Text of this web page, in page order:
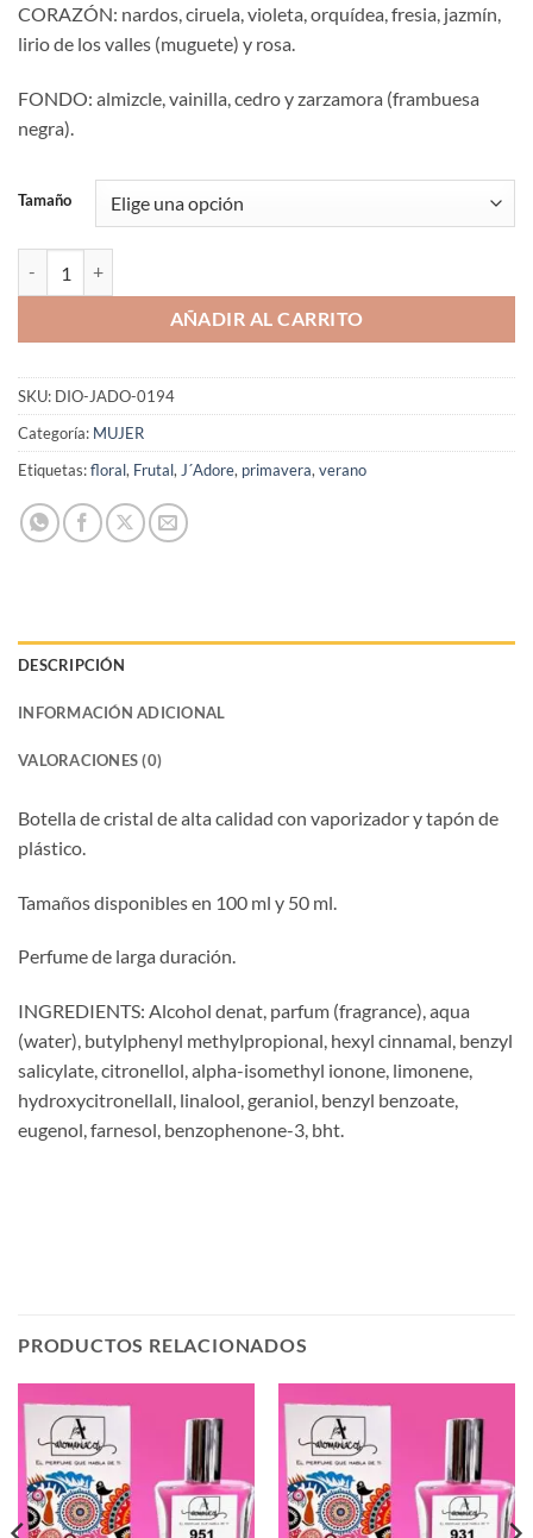
CORAZÓN: nardos, ciruela, violeta, orquídea, fresia, jazmín,
lirio de los valles (muguete) y rosa.
FONDO: almizcle, vainilla, cedro y zarzamora (frambuesa
negra).
Tamaño
AÑADIR AL CARRITO
SKU: DIO-JADO-0194
Categoría: MUJER
Etiquetas:floral, Frutal, J´Adore, primavera, verano
DESCRIPCIÓN
INFORMACIÓN ADICIONAL
VALORACIONES (0)
Botella de cristal de alta calidad con vaporizador y tapón de
plástico.
Tamaños disponibles en 100 ml y 50 ml.
Perfume de larga duración.
INGREDIENTS: Alcohol denat, parfum (fragrance), aqua
(water), butylphenyl methylpropional, hexyl cinnamal, benzyl
salicylate, citronellol, alpha-isomethyl ionone, limonene,
hydroxycitronellall, linalool, geraniol, benzyl benzoate,
eugenol, farnesol, benzophenone-3, bht.
PRODUCTOS RELACIONADOS